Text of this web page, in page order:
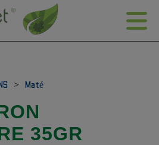
> Maté
35GR